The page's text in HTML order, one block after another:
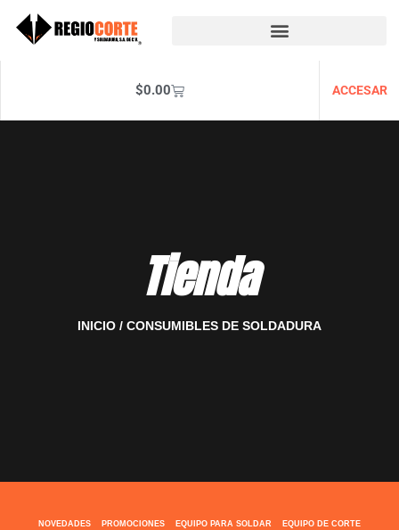
$0.00 ACCESAR
Tienda
INICIO / CONSUMIBLES DE SOLDADURA
NOVEDADES PROMOCIONES EQUIPO PARA SOLDAR EQUIPO DE CORTE